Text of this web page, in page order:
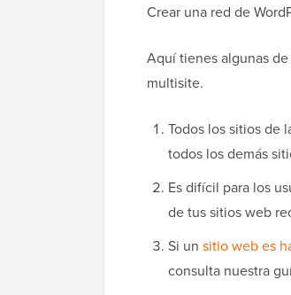
Crear una red de
Aquí tienes algunas
multisite.
Todos los sitios de
todos los demás
Es difícil para los
de tus sitios web
Si un sitio web es
consulta nuestra